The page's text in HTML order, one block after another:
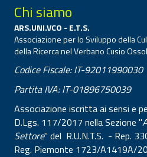
Chi siamo
ARS.UNI.VCO - E.T.S.
Associazione per lo Sviluppo della
della Ricerca nel Verbano Cusio
Codice Fiscale: IT-92011990030
Partita IVA: IT-01896750039
Associazione iscritta ai sensi e
D.Lgs. 117/2017 nella Sezione "
Settore" del R.U.N.T.S. - Rep.
Reg. Piemonte 1723/A1419A/